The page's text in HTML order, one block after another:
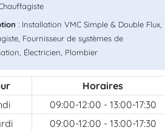
: Installation VMC Simple & Double Flux,
Fournisseur de systèmes de
Électricien, Plombier
Horaires
09:00-12:00 - 13:00-17:30
09:00-12:00 - 13:00-17:30